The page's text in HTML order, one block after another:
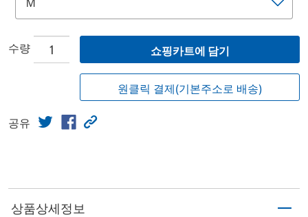
수량 쇼핑카트에 담기
원클릭 결제(기본주소로 배송)
공유
상품상세정보